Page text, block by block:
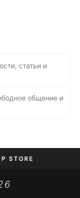
статьи и
общение и
STORE
STORE